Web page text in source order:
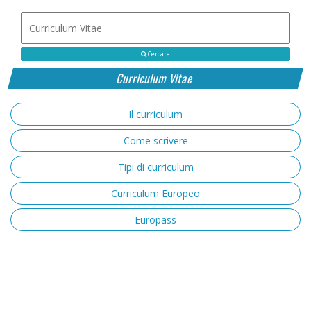
Cercare
Curriculum Vitae
Il curriculum
Come scrivere
Tipi di curriculum
Curriculum Europeo
Europass